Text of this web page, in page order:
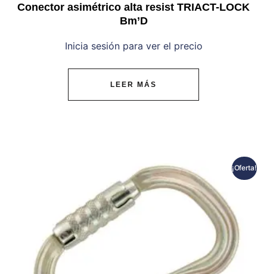
Conector asimétrico alta resist TRIACT-LOCK
Bm’D
Inicia sesión para ver el precio
LEER MÁS
¡Oferta!